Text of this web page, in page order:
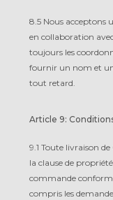
8.5 Nous acceptons
en collaboration
toujours les
fournir un nom et
tout retard.
Article 9:
9.1 Toute livraison
la clause de
commande
compris les